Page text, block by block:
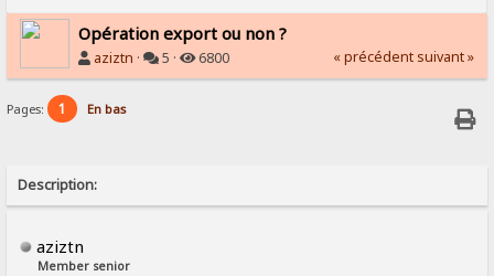
Opération export ou non ?
aziztn · 5 · 6800 « précédent suivant »
Pages: 1 En bas
Description:
aziztn
Member senior